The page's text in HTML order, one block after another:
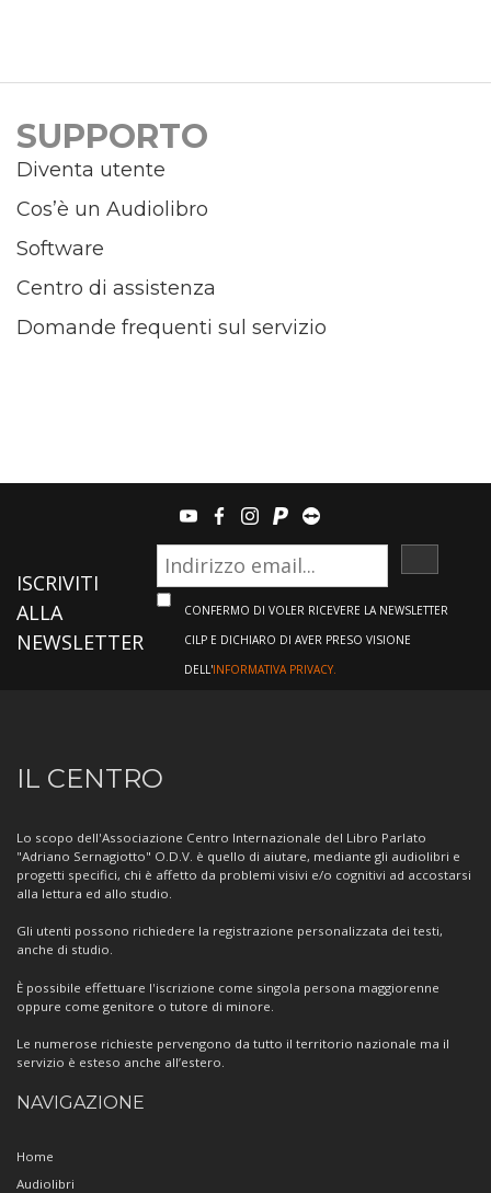
SUPPORTO
Diventa utente
Cos’è un Audiolibro
Software
Centro di assistenza
Domande frequenti sul servizio
youtubefacebook
instagram
paypalteamviewer
ISCRIVITI
ALLA
NEWSLETTER
CONFERMO DI VOLER RICEVERE LA NEWSLETTER
CILP E DICHIARO DI AVER PRESO VISIONE
DELL'INFORMATIVA PRIVACY.
Informazioni
sul
Centro
IL CENTRO
Lo scopo dell'Associazione Centro Internazionale del Libro Parlato
"Adriano Sernagiotto" O.D.V. è quello di aiutare, mediante gli audiolibri e
progetti specifici, chi è affetto da problemi visivi e/o cognitivi ad accostarsi
alla lettura ed allo studio.
Gli utenti possono richiedere la registrazione personalizzata dei testi,
anche di studio.
È possibile effettuare l'iscrizione come singola persona maggiorenne
oppure come genitore o tutore di minore.
Le numerose richieste pervengono da tutto il territorio nazionale ma il
servizio è esteso anche all’estero.
NAVIGAZIONE
Home
Audiolibri